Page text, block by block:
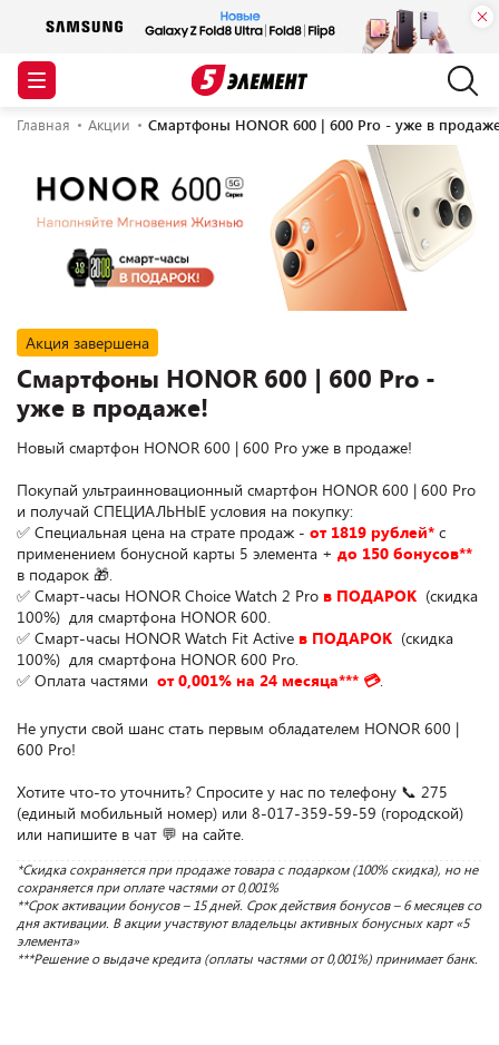
Главная Акции Смартфоны HONOR 600 | 600 Pro - уже в
Акция завершена
Смартфоны HONOR 600 | 600 Pro -
уже в продаже!
Новый смартфон HONOR 600 | 600 Pro уже в продаже!
Покупай ультраинновационный смартфон HONOR 600 | 600 Pro
и получай СПЕЦИАЛЬНЫЕ условия на покупку:
✅ Специальная цена на страте продаж - от 1819 рублей* с
применением бонусной карты 5 элемента + до 150 бонусов**
в подарок 🎁.
✅ Смарт-часы HONOR Choice Watch 2 Pro в ПОДАРОК (скидка
100%)  для смартфона HONOR 600.
✅ Смарт-часы HONOR Watch Fit Active в ПОДАРОК (скидка
100%)  для смартфона HONOR 600 Pro.
✅ Оплата частями от 0,001% на 24 месяца*** 💳.
Не упусти свой шанс стать первым обладателем HONOR 600 |
600 Pro!
Хотите что-то уточнить? Спросите у нас по телефону 📞 275
(единый мобильный номер) или 8-017-359-59-59 (городской)
или напишите в чат 💬 на сайте.
*Скидка сохраняется при продаже товара с подарком (100% скидка), но не
сохраняется при оплате частями от 0,001%
**Срок активации бонусов – 15 дней. Срок действия бонусов – 6 месяцев со
дня активации. В акции участвуют владельцы активных бонусных карт «5
элемента»
***Решение о выдаче кредита (оплаты частями от 0,001%) принимает банк.